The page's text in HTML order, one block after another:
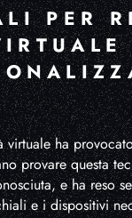
PER
virtuale ha
provare questa
e ha reso
e i dispositivi